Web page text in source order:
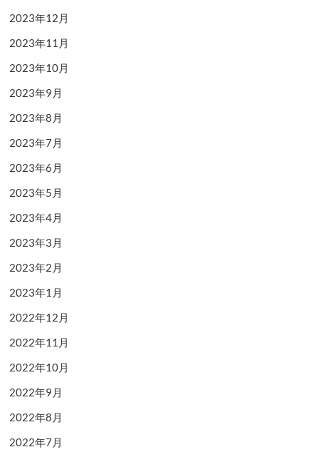
2023年12月
2023年11月
2023年10月
2023年9月
2023年8月
2023年7月
2023年6月
2023年5月
2023年4月
2023年3月
2023年2月
2023年1月
2022年12月
2022年11月
2022年10月
2022年9月
2022年8月
2022年7月